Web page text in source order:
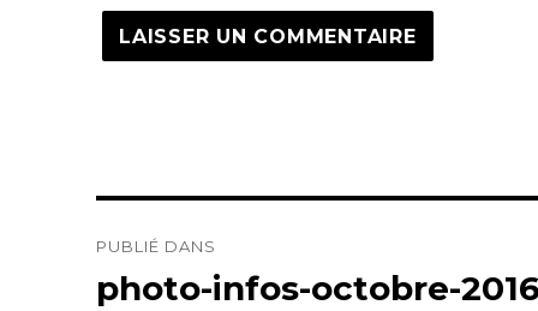
de
PUBLIÉ DANS
photo-infos-octobre-2016